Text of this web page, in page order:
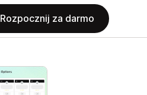
Rozpocznij za darmo